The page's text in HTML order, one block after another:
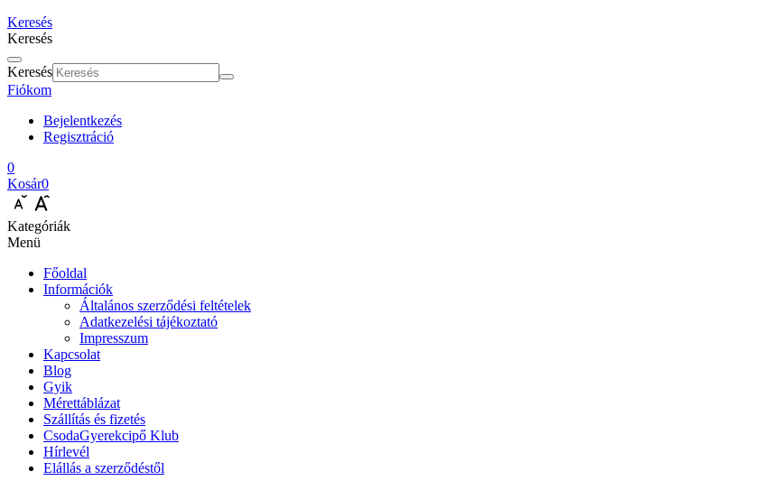
Keresés
Keresés
Keresés
Fiókom
Bejelentkezés
Regisztráció
0
Kosár0
Kategóriák
Menü
Főoldal
Információk
Általános szerződési feltételek
Adatkezelési tájékoztató
Impresszum
Kapcsolat
Blog
Gyik
Mérettáblázat
Szállítás és fizetés
CsodaGyerekcipő Klub
Hírlevél
Elállás a szerződéstől